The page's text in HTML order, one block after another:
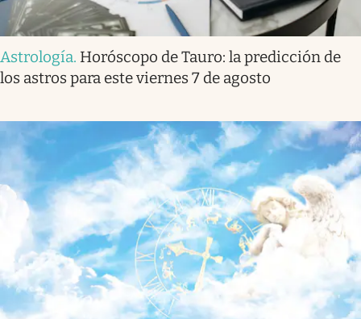
Astrología. Horóscopo de Tauro: la predicción de
los astros para este viernes 7 de agosto